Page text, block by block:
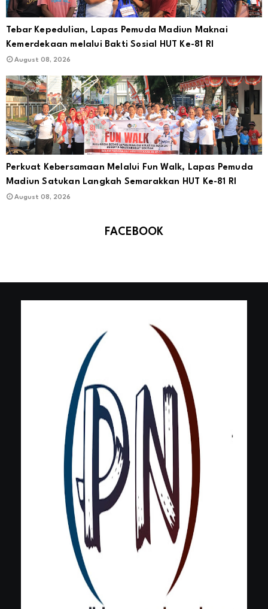
Tebar Kepedulian, Lapas Pemuda Madiun Maknai
Kemerdekaan melalui Bakti Sosial HUT Ke-81 RI
August 08, 2026
Perkuat Kebersamaan Melalui Fun Walk, Lapas Pemuda
Madiun Satukan Langkah Semarakkan HUT Ke-81 RI
August 08, 2026
FACEBOOK